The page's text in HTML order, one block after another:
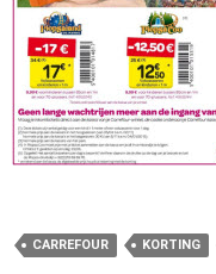
CARREFOUR KORTING